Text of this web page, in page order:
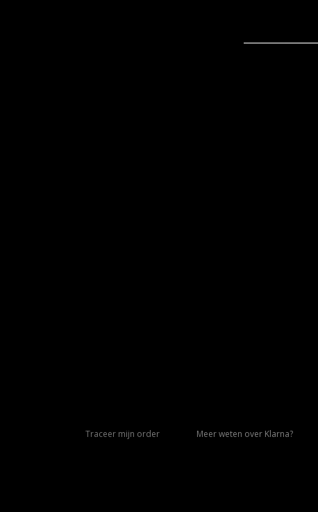
Traceer mijn order Meer weten over Klarna?